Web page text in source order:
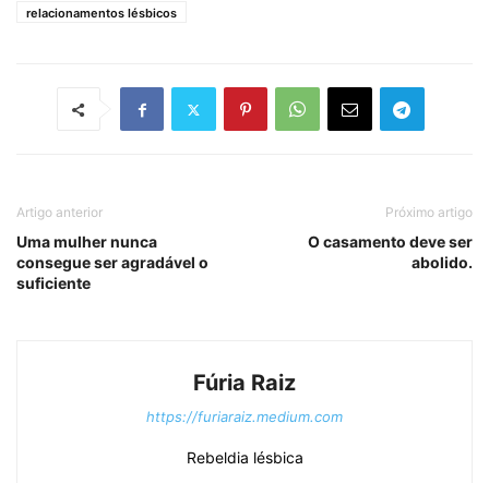
relacionamentos lésbicos
Artigo anterior
Uma mulher nunca
consegue ser agradável o
suficiente
Próximo artigo
O casamento deve ser
abolido.
Fúria Raiz
https://furiaraiz.medium.com
Rebeldia lésbica